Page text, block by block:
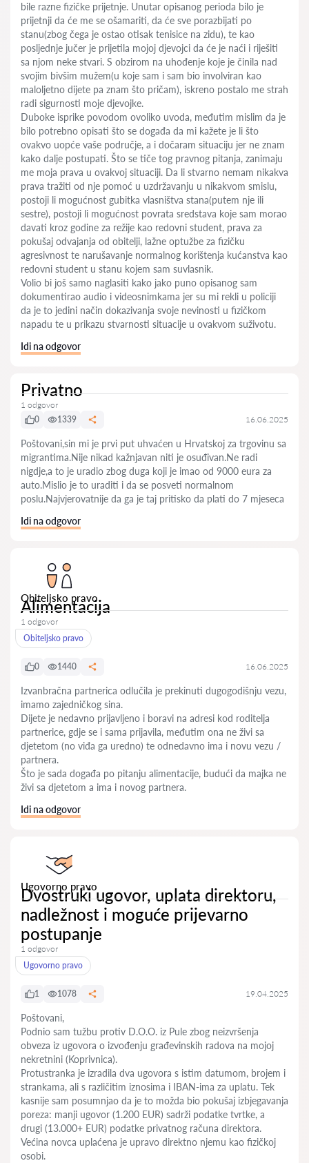
bile razne fizičke prijetnje. Unutar opisanog perioda bilo je
prijetnji da će me se ošamariti, da će sve porazbijati po
stanu(zbog čega je ostao otisak tenisice na zidu), te kao
posljednje jučer je prijetila mojoj djevojci da će je naći i riješiti
sa njom neke stvari. S obzirom na uhođenje koje je činila nad
svojim bivšim mužem(u koje sam i sam bio involviran kao
maloljetno dijete pa znam što pričam), iskreno postalo me strah
radi sigurnosti moje djevojke.
Duboke isprike povodom ovoliko uvoda, međutim mislim da je
bilo potrebno opisati što se događa da mi kažete je li što
ovakvo uopće vaše područje, a i dočaram situaciju jer ne znam
kako dalje postupati. Što se tiče tog pravnog pitanja, zanimaju
me moja prava u ovakvoj situaciji. Da li stvarno nemam nikakva
prava tražiti od nje pomoć u uzdržavanju u nikakvom smislu,
postoji li mogućnost gubitka vlasništva stana(putem nje ili
sestre), postoji li mogućnost povrata sredstava koje sam morao
davati kroz godine za režije kao redovni student, prava za
pokušaj odvajanja od obitelji, lažne optužbe za fizičku
agresivnost te narušavanje normalnog korištenja kućanstva kao
redovni student u stanu kojem sam suvlasnik.
Volio bi još samo naglasiti kako jako puno opisanog sam
dokumentirao audio i videosnimkama jer su mi rekli u policiji
da je to jedini način dokazivanja svoje nevinosti u fizičkom
napadu te u prikazu stvarnosti situacije u ovakvom suživotu.
Idi na odgovor
Privatno
1 odgovor
0
1339 16.06.2025
Poštovani,sin mi je prvi put uhvaćen u Hrvatskoj za trgovinu sa
migrantima.Nije nikad kažnjavan niti je osuđivan.Ne radi
nigdje,a to je uradio zbog duga koji je imao od 9000 eura za
auto.Mislio je to uraditi i da se posveti normalnom
poslu.Najvjerovatnije da ga je taj pritisko da plati do 7 mjeseca
Idi na odgovor
Obiteljsko pravo
Alimentacija
1 odgovor
Obiteljsko pravo
0 1440 16.06.2025
Izvanbračna partnerica odlučila je prekinuti dugogodišnju vezu,
imamo zajedničkog sina.
Dijete je nedavno prijavljeno i boravi na adresi kod roditelja
partnerice, gdje se i sama prijavila, međutim ona ne živi sa
djetetom (no viđa ga uredno) te odnedavno ima i novu vezu /
partnera.
Što je sada događa po pitanju alimentacije, budući da majka ne
živi sa djetetom a ima i novog partnera.
Idi na odgovor
Ugovorno pravo
Dvostruki ugovor, uplata direktoru,
nadležnost i moguće prijevarno
postupanje
1 odgovor
Ugovorno pravo
1 1078 19.04.2025
Poštovani,
Podnio sam tužbu protiv D.O.O. iz Pule zbog neizvršenja
obveza iz ugovora o izvođenju građevinskih radova na mojoj
nekretnini (Koprivnica).
Protustranka je izradila dva ugovora s istim datumom, brojem i
strankama, ali s različitim iznosima i IBAN-ima za uplatu. Tek
kasnije sam posumnjao da je to možda bio pokušaj izbjegavanja
poreza: manji ugovor (1.200 EUR) sadrži podatke tvrtke, a
drugi (13.000+ EUR) podatke privatnog računa direktora.
Većina novca uplaćena je upravo direktno njemu kao fizičkoj
osobi.